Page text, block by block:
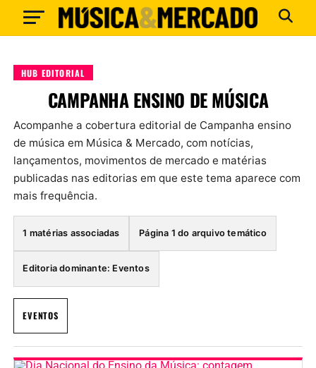
HUB EDITORIAL
CAMPANHA ENSINO DE MÚSICA
Acompanhe a cobertura editorial de Campanha ensino
de música em Música & Mercado, com notícias,
lançamentos, movimentos de mercado e matérias
publicadas nas editorias em que este tema aparece com
mais frequência.
1 matérias associadas Página 1 do arquivo temático
Editoria dominante: Eventos
EVENTOS